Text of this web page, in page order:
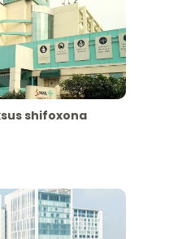
shifoxona